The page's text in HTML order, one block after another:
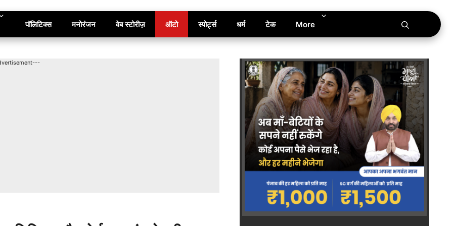
पॉलिटिक्स मनोरंजन वेब स्टोरीज़ ऑटो स्पोर्ट्स धर्म टेक More